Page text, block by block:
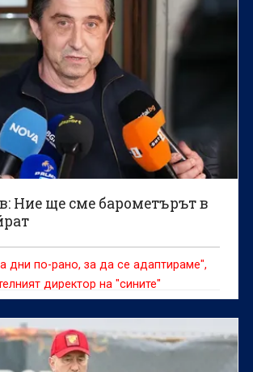
Ние ще сме барометърът в
дни по-рано, за да се адаптираме",
директор на "сините"